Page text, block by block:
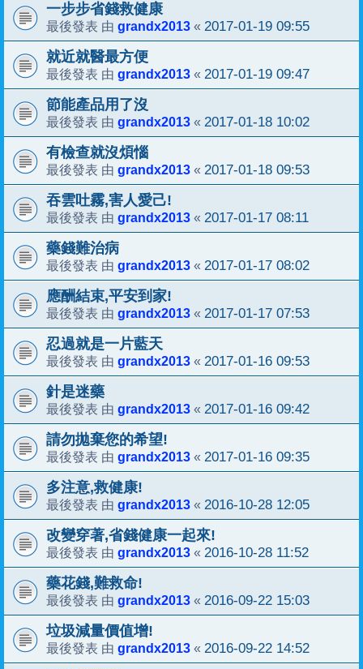
一步步省錢救健康
最後發表 由 grandx2013 « 2017-01-19 09:55
就近就醫最方便
最後發表 由 grandx2013 « 2017-01-19 09:47
節能產品用了沒
最後發表 由 grandx2013 « 2017-01-18 10:02
有檢查就沒煩惱
最後發表 由 grandx2013 « 2017-01-18 09:53
吞雲吐霧,害人愛己!
最後發表 由 grandx2013 « 2017-01-17 08:11
藥錢難治病
最後發表 由 grandx2013 « 2017-01-17 08:02
應酬結束,平安到家!
最後發表 由 grandx2013 « 2017-01-17 07:53
忍過就是一片藍天
最後發表 由 grandx2013 « 2017-01-16 09:53
針是迷藥
最後發表 由 grandx2013 « 2017-01-16 09:42
請勿拋棄您的希望!
最後發表 由 grandx2013 « 2017-01-16 09:35
多注意,救健康!
最後發表 由 grandx2013 « 2016-10-28 12:05
改變穿著,省錢健康一起來!
最後發表 由 grandx2013 « 2016-10-28 11:52
藥花錢,難救命!
最後發表 由 grandx2013 « 2016-09-22 15:03
垃圾減量價值增!
最後發表 由 grandx2013 « 2016-09-22 14:52